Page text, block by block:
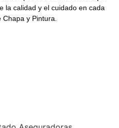
la calidad y el cuidado en cada
y Pintura.